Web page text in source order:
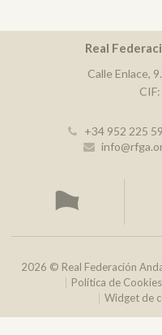
Real
Calle Enlace,
+34 952 225
2026 © Real Federación
Política de Cookies
Widget de